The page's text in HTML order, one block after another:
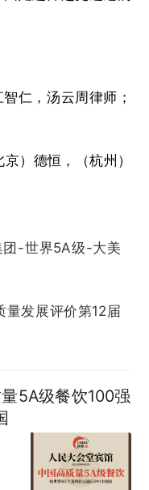
仁，汤云周律师；
）德恒，（杭州）
团-世界5A级-大美
量发展评价第12届
5A级餐饮100强